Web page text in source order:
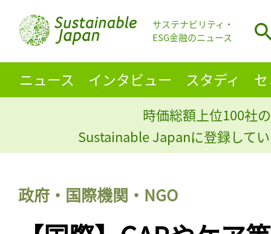
サステナビリティ・
ESG金融のニュース
ニュース インタビュー スタディ
時価総額上位100社
Sustainable Japanに登録して
政府・国際機関・NGO